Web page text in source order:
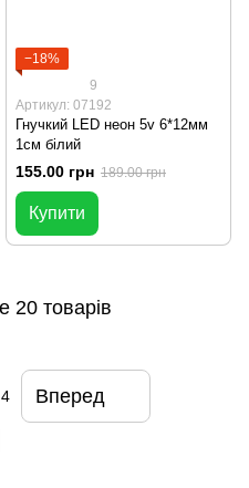
−18%
9
Артикул: 07192
Гнучкий LED неон 5v 6*12мм
1см білий
155.00 грн 189.00 грн
Купити
20 товарів
Вперед